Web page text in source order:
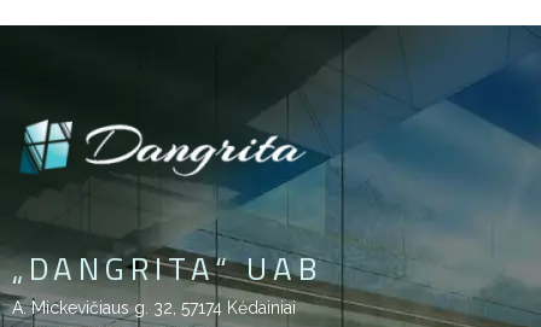
„DANGRITA“ UAB
A. Mickevičiaus g. 32, 57174 Kėdainiai